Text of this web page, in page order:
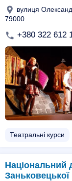
вулиця
79000
+380 322 612
Театральні курси
Національний
Заньковецької